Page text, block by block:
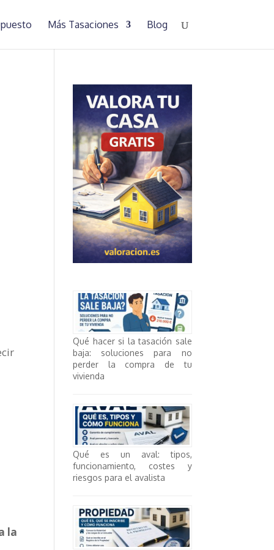
Más Tasaciones Blog
la
Qué hacer si la tasación sale
baja: soluciones para no
perder la compra de tu
vivienda
Qué es un aval: tipos,
funcionamiento, costes y
riesgos para el avalista